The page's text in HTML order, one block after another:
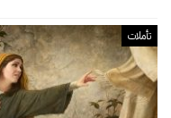
تأملات